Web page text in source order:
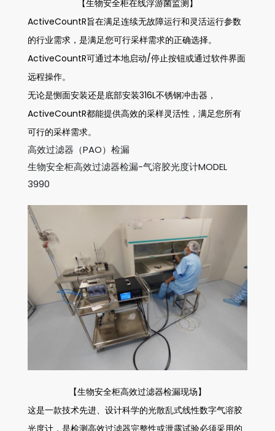
【生物安全柜在线浮游菌监测】
ActiveCountR旨在满足连续无故障运行和灵活运行参数
的行业需求，是满足您可行采样需求的正确选择。
ActiveCountR可通过本地启动/停止按钮或通过软件界面
远程操作。
无论是恻面安装还是底部安装316L不锈钢冲击器，
ActiveCountR都能提供高效的采样灵活性，满足您所有
可行的采样需求。
高效过滤器（PAO）检漏
生物安全柜高效过滤器检漏-气溶胶光度计MODEL
3990
【生物安全柜高效过滤器检漏现场】
这是一款技术先进、设计科学的光散乱式线性数字气溶胶
光度计，是检测高效过滤器完整性或泄露试验必须采用的